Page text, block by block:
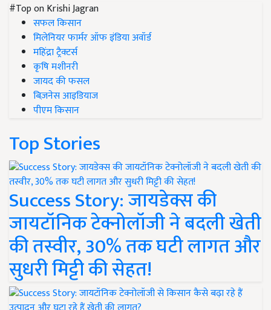
#Top on Krishi Jagran
सफल किसान
मिलेनियर फार्मर ऑफ इंडिया अवॉर्ड
महिंद्रा ट्रैक्टर्स
कृषि मशीनरी
जायद की फसल
बिज़नेस आइडियाज
पीएम किसान
Top Stories
Success Story: जायडेक्स की
जायटॉनिक टेक्नोलॉजी ने बदली खेती
की तस्वीर, 30% तक घटी लागत और
सुधरी मिट्टी की सेहत!